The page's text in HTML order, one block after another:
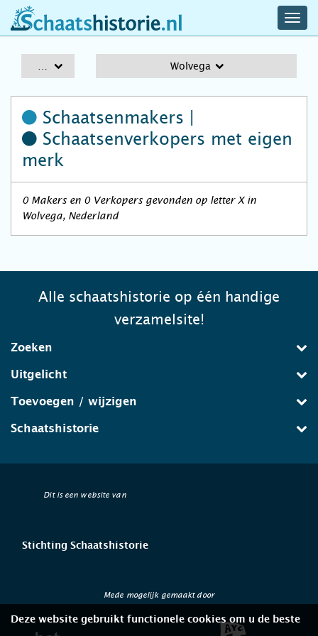
schaatshistorie.nl
Wolvega
Schaatsenmakers |
Schaatsenverkopers met eigen
merk
0 Makers en 0 Verkopers gevonden op letter X in
Wolvega, Nederland
Alle schaatshistorie op één handige
verzamelsite!
Zoeken
Uitgelicht
Toevoegen / wijzigen
Schaatshistorie
Dit is een website van
Stichting Schaatshistorie
Mede mogelijk gemaakt door
Deze website gebruikt functionele cookies om u de beste